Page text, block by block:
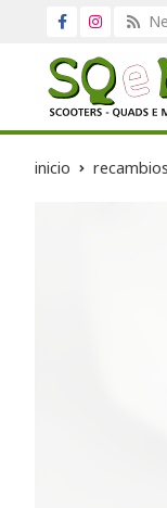
inicio recambios